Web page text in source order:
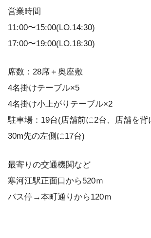
営業時間
11:00〜15:00(LO.14:30)
17:00〜19:00(LO.18:30)
席数：28席＋奥座敷
4名掛けテーブル×5
4名掛け小上がりテーブル×2
駐車場：19台(店舗前に2台、店舗を背
30m先の左側に17台)
最寄りの交通機関など
寒河江駅正面口から520ｍ
バス停→本町通りから120ｍ